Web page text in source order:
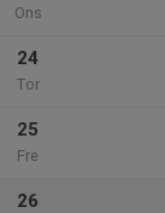
Ons
24
Tor
25
Fre
26